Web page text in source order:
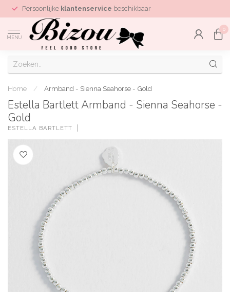
Persoonlijke klantenservice beschikbaar
MENU
0
Home / Armband - Sienna Seahorse - Gold
Estella Bartlett Armband - Sienna Seahorse -
Gold
ESTELLA BARTLETT